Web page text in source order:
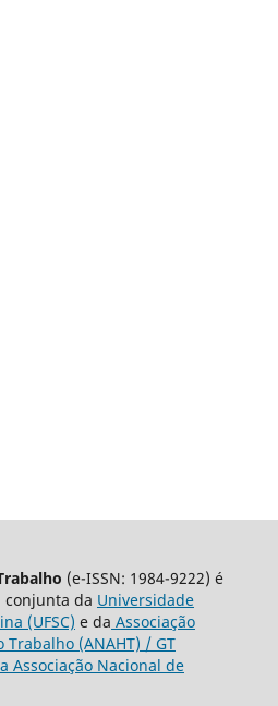
(e-ISSN: 1984-9222) é
da Universidade
(UFSC) e da Associação
(ANAHT) / GT
Associação Nacional de